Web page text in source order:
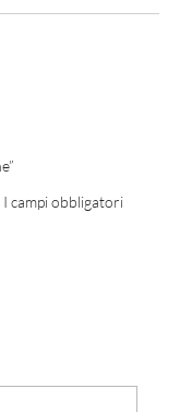
I campi obbligatori